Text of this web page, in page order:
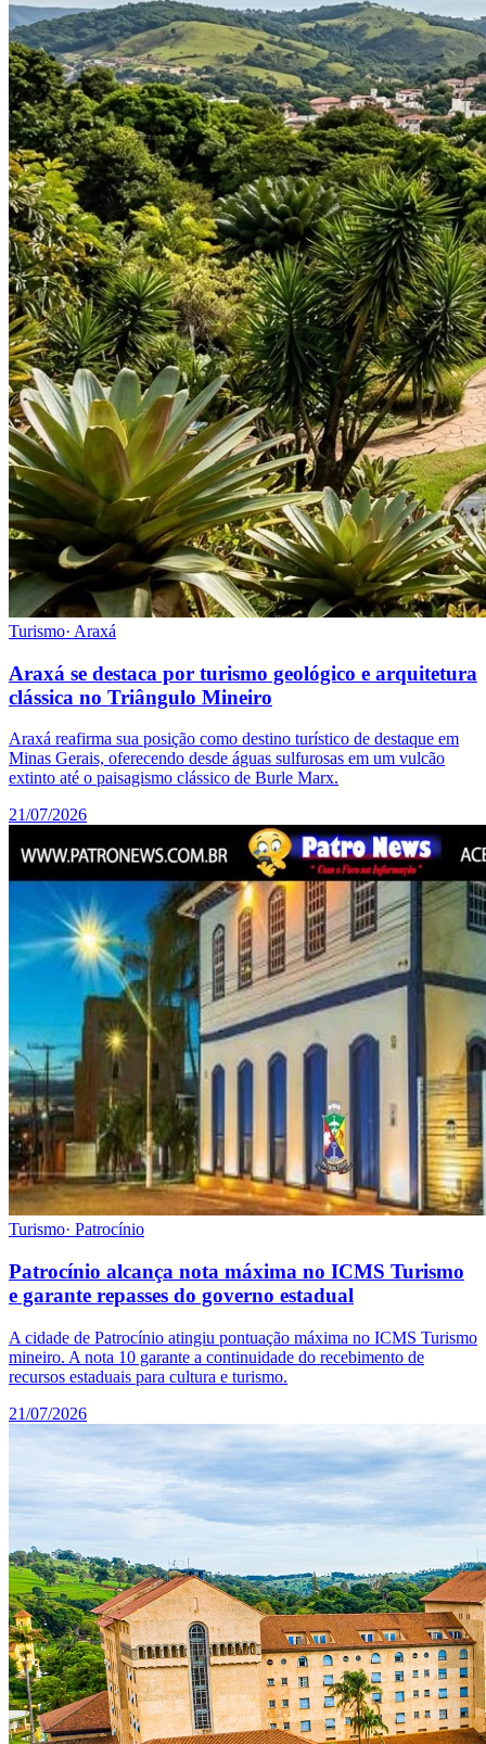
Turismo· Araxá
Araxá se destaca por turismo geológico e arquitetura
clássica no Triângulo Mineiro
Araxá reafirma sua posição como destino turístico de destaque em
Minas Gerais, oferecendo desde águas sulfurosas em um vulcão
extinto até o paisagismo clássico de Burle Marx.
21/07/2026
Turismo· Patrocínio
Patrocínio alcança nota máxima no ICMS Turismo
e garante repasses do governo estadual
A cidade de Patrocínio atingiu pontuação máxima no ICMS Turismo
mineiro. A nota 10 garante a continuidade do recebimento de
recursos estaduais para cultura e turismo.
21/07/2026